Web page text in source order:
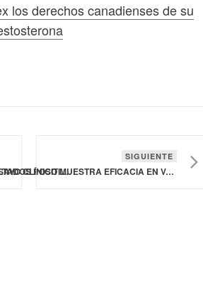
los derechos canadienses de su
LUNDBECK INFORMA RESULTADOS POSITIVOS FASE 2B PARA UN FÁRMACO QUE PODRÍA PREVENIR LA MIGRAÑA
SIGUIENTE
ENSAYO CLÍNICO MUESTRA EFICACIA EN VACUNA PERSONALIZADA CONTRA EL CÁNCER DE MAMA MÁS AGRESIVO